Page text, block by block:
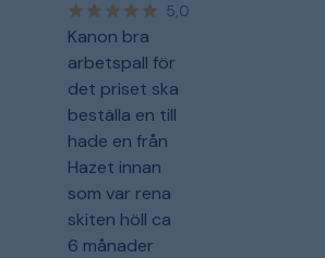
5,0
Kanon bra
arbetspall för
det priset ska
beställa en till
hade en från
Hazet innan
som var rena
skiten höll ca
6 månader